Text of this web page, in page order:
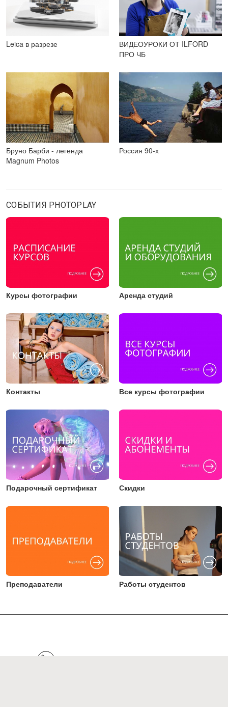
Leica в разрезе
ВИДЕОУРОКИ ОТ ILFORD
ПРО ЧБ
Бруно Барби - легенда
Magnum Photos
Россия 90-х
СОБЫТИЯ PHOTOPLAY
Курсы фотографии Аренда студий
Контакты Все курсы фотографии
Подарочный сертификат Скидки
Преподаватели Работы студентов